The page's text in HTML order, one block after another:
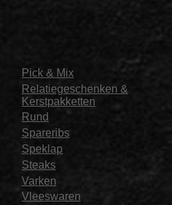
Pick & Mix
Relatiegeschenken &
Kerstpakketten
Rund
Spareribs
Speklap
Steaks
Varken
Vleeswaren